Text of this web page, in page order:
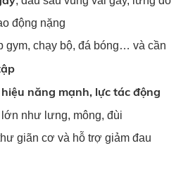
động nặng
gym, chạy bộ, đá bóng… và cần
hiệu năng mạnh, lực tác động
như lưng, mông, đùi
giãn cơ và hỗ trợ giảm đau